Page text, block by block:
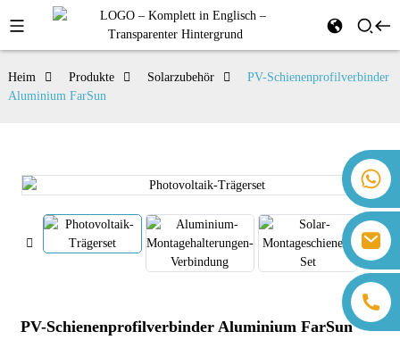
+86 18259071452 Hanna Lee
+86 13559179905 Sally Chen
+86 18350266301 Iris Hong
+86 18806057002 Sanborn Guo
sanborn.guo@farsunpv.com
Heim Produkte Solarzubehör
PV-Schienenprofilverbinder
Aluminium FarSun
PV-Schienenprofilverbinder Aluminium FarSun